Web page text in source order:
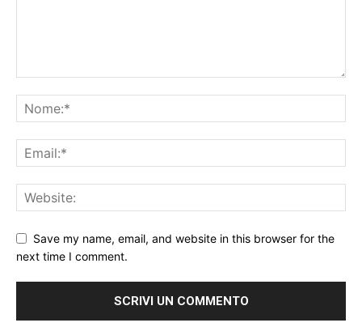
Save my name, email, and website in this browser for the
next time I comment.